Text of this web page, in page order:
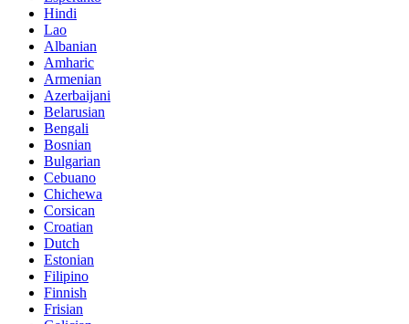
Hindi
Lao
Albanian
Amharic
Armenian
Azerbaijani
Belarusian
Bengali
Bosnian
Bulgarian
Cebuano
Chichewa
Corsican
Croatian
Dutch
Estonian
Filipino
Finnish
Frisian